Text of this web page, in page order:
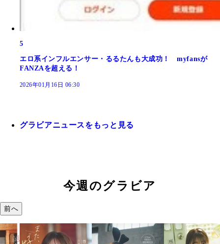
5
エロ系インフルエンサー・るるたんも大成功！ myfansが
FANZAを超える！
2026年01月16日 06:30
グラビアニュースをもっと見る
今週のグラビア
前へ